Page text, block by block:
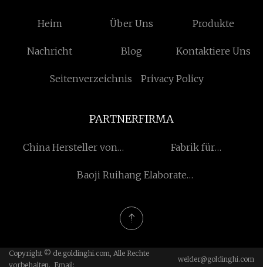
Heim Über Uns Produkte
Nachricht Blog Kontaktiere Uns
Seitenverzeichnis Privacy Policy
PARTNERFIRMA
China Hersteller von
Fabrik für
Baoji Ruihang Elaborate
Ltd.
Copyright © de.goldinghi.com, Alle Rechte
vorbehalten. Email:
welder@goldinghi.com